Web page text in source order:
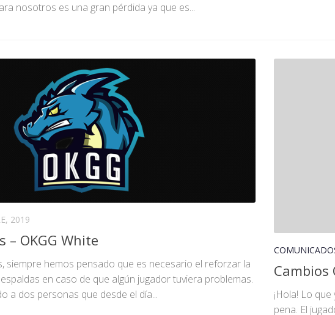
nosotros es una gran pérdida ya que es...
2019
– OKGG White
siempre hemos pensado que es necesario el reforzar la
en caso de que algún jugador tuviera problemas.
a dos personas que desde el día...
Cambios
¡Hola! Lo
pena. El